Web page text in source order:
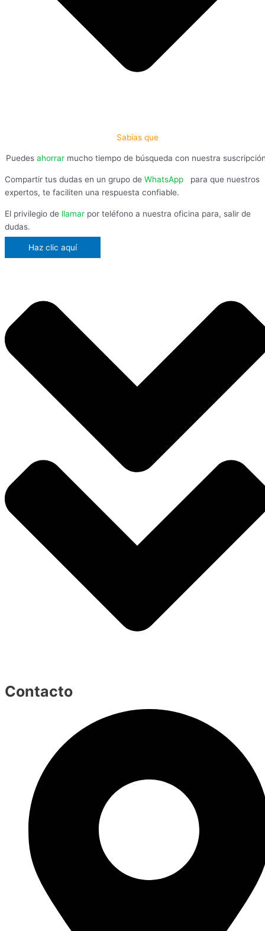
Sabías que
Puedes ahorrar mucho tiempo de búsqueda con nuestra
Compartir tus dudas en un grupo de WhatsApp
para que nuestros
expertos, te faciliten una respuesta confiable.
El privilegio de llamar por teléfono a nuestra oficina para, salir de
dudas.
Haz clic aquí
Contacto